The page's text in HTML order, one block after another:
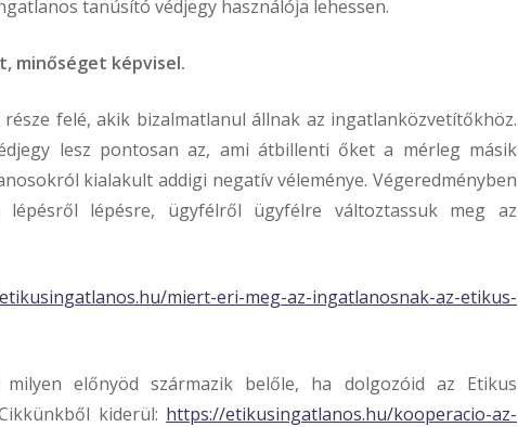
tanúsító védjegy használója lehessen.
minőséget képvisel.
felé, akik bizalmatlanul állnak az ingatlanközvetítőkhöz.
lesz pontosan az, ami átbillenti őket a mérleg másik
kialakult addigi negatív véleménye. Végeredményben
lépésre, ügyfélről ügyfélre változtassuk meg az
miert-eri-meg-az-ingatlanosnak-az-etikus-
előnyöd származik belőle, ha dolgozóid az Etikus
kiderül: https://etikusingatlanos.hu/kooperacio-az-